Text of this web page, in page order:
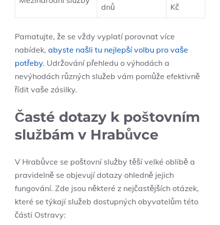
dnů
Kč
Pamatujte, že se vždy vyplatí porovnat více
nabídek, abyste našli tu nejlepší volbu pro vaše
potřeby. Udržování přehledu o výhodách a
nevýhodách různých služeb vám pomůže efektivně
řídit vaše zásilky.
Časté dotazy k poštovním
službám v Hrabůvce
V Hrabůvce se poštovní služby těší velké oblibě a
pravidelně se objevují dotazy ohledně jejich
fungování. Zde jsou některé z nejčastějších otázek,
které se týkají služeb dostupných obyvatelům této
části Ostravy: